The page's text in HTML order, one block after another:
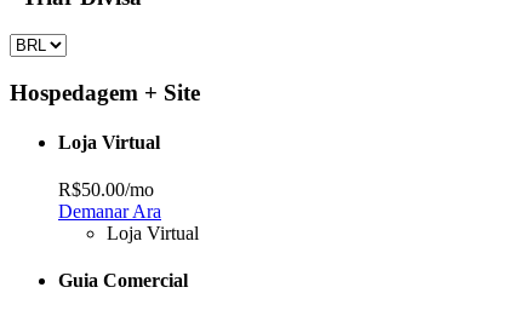
Hospedagem + Site
Loja Virtual
R$50.00/mo
Demanar Ara
Loja Virtual
Guia Comercial